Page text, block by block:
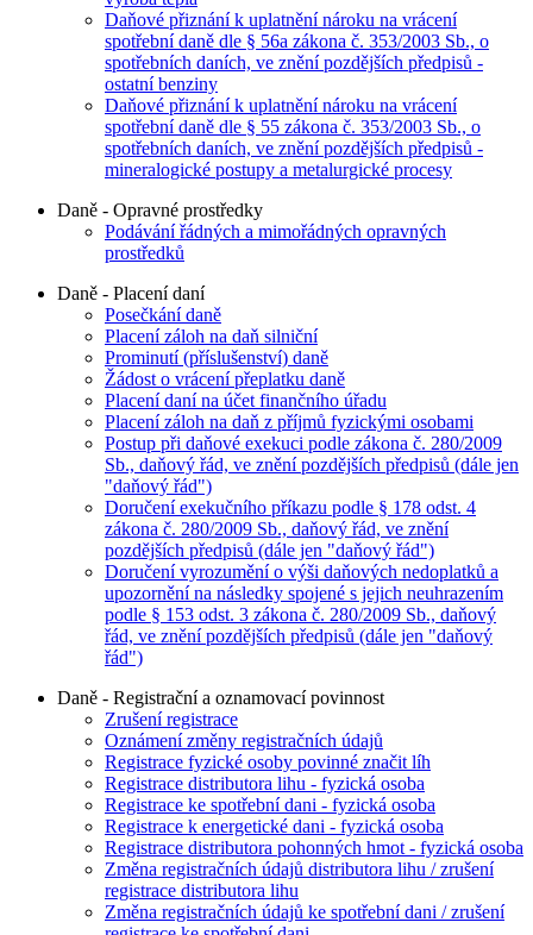
Daňové přiznání k uplatnění nároku na vrácení
spotřební daně dle § 56a zákona č. 353/2003 Sb., o
spotřebních daních, ve znění pozdějších předpisů -
ostatní benziny
Daňové přiznání k uplatnění nároku na vrácení
spotřební daně dle § 55 zákona č. 353/2003 Sb., o
spotřebních daních, ve znění pozdějších předpisů -
mineralogické postupy a metalurgické procesy
Daně - Opravné prostředky
Podávání řádných a mimořádných opravných
prostředků
Daně - Placení daní
Posečkání daně
Placení záloh na daň silniční
Prominutí (příslušenství) daně
Žádost o vrácení přeplatku daně
Placení daní na účet finančního úřadu
Placení záloh na daň z příjmů fyzickými osobami
Postup při daňové exekuci podle zákona č. 280/2009
Sb., daňový řád, ve znění pozdějších předpisů (dále jen
"daňový řád")
Doručení exekučního příkazu podle § 178 odst. 4
zákona č. 280/2009 Sb., daňový řád, ve znění
pozdějších předpisů (dále jen "daňový řád")
Doručení vyrozumění o výši daňových nedoplatků a
upozornění na následky spojené s jejich neuhrazením
podle § 153 odst. 3 zákona č. 280/2009 Sb., daňový
řád, ve znění pozdějších předpisů (dále jen "daňový
řád")
Daně - Registrační a oznamovací povinnost
Zrušení registrace
Oznámení změny registračních údajů
Registrace fyzické osoby povinné značit líh
Registrace distributora lihu - fyzická osoba
Registrace ke spotřební dani - fyzická osoba
Registrace k energetické dani - fyzická osoba
Registrace distributora pohonných hmot - fyzická osoba
Změna registračních údajů distributora lihu / zrušení
registrace distributora lihu
Změna registračních údajů ke spotřební dani / zrušení